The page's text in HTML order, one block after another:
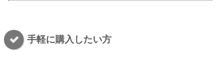
手軽に購入したい方